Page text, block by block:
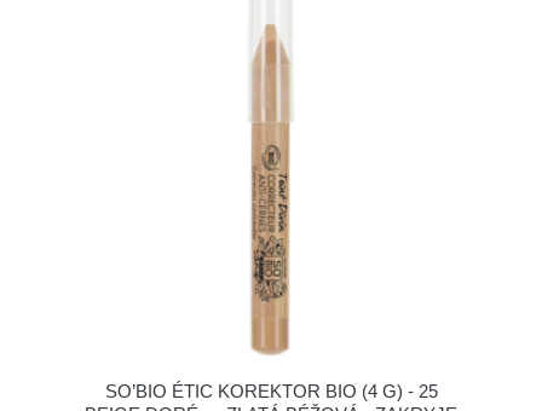
SO’BIO ÉTIC KOREKTOR BIO (4 G) - 25